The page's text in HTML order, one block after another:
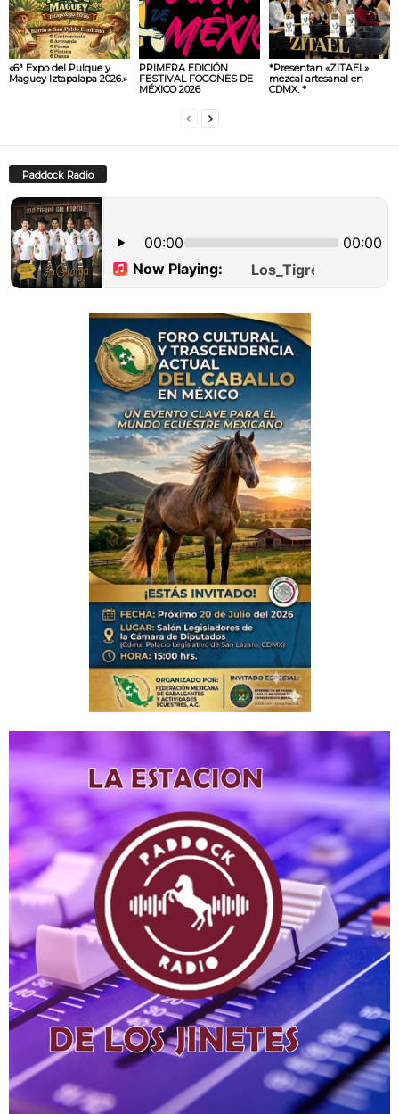
«6ª Expo del Pulque y
Maguey Iztapalapa 2026.»
PRIMERA EDICIÓN
FESTIVAL FOGONES DE
MÉXICO 2026
*Presentan «ZITAEL»
mezcal artesanal en
CDMX. *
Paddock Radio